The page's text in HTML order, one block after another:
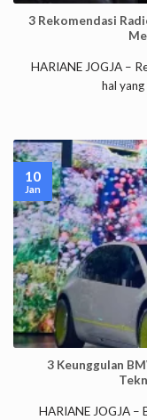
3 Rekomendasi
HARIANE JOGJA –
hal
3 Keunggulan
HARIANE JOGJA –
10
Jan